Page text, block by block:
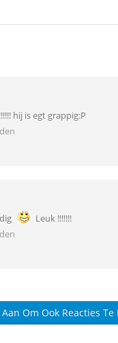
hij is egt grappig:P
Leuk !!!!!!!
Om Ook Reacties